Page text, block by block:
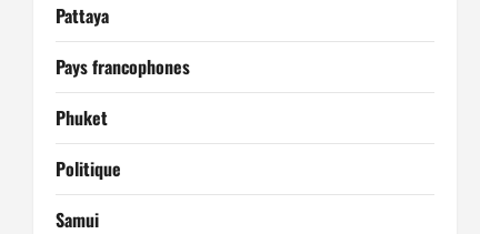
Pattaya
Pays francophones
Phuket
Politique
Samui